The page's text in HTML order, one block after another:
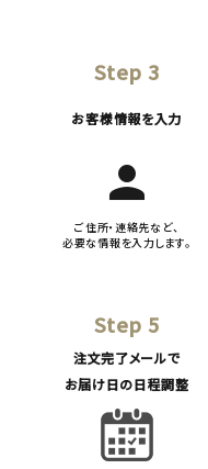
Step 3
お客様情報を入力
person
ご住所・連絡先など、
必要な情報を入力します。
Step 5
注文完了メールで
お届け日の日程調整